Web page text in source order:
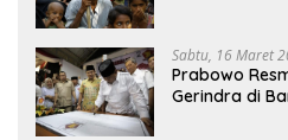
Sabtu, 16 Maret
Prabowo
Gerindra di